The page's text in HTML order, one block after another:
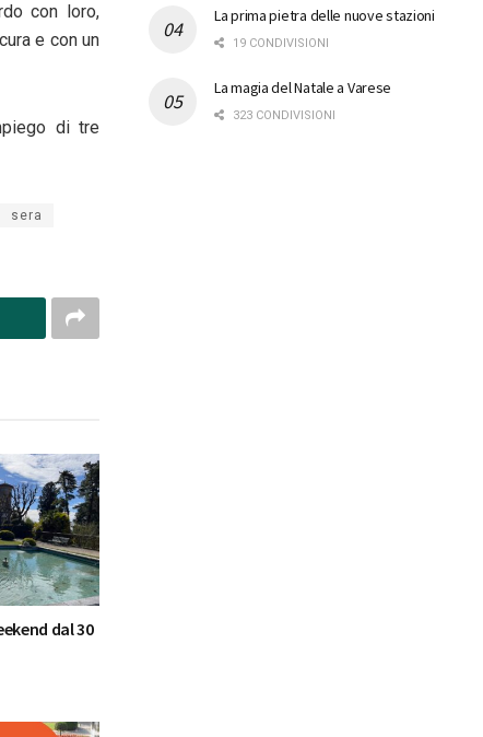
con loro,
e con un
di tre
sera
dal 30
La prima pietra delle nuove stazioni
19 CONDIVISIONI
La magia del Natale a Varese
323 CONDIVISIONI